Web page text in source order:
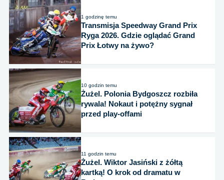
1 godzinę temu
Transmisja Speedway Grand Prix
Ryga 2026. Gdzie oglądać Grand
Prix Łotwy na żywo?
10 godzin temu
Żużel. Polonia Bydgoszcz rozbiła
rywala! Nokaut i potężny sygnał
przed play-offami
11 godzin temu
Żużel. Wiktor Jasiński z żółtą
kartką! O krok od dramatu w